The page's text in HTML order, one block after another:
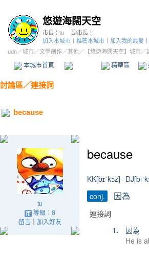
悠遊海闊天空
市長： tu
副市長：
加入本城市
推薦本城市 加入我的最愛
udn／城市／文學創作／其他 ／ 【悠遊海闊天空】城市／
本城市首頁 精華區
討論區／連接詞
because
tu
等級：8
留言｜ 加入好友
because
KK[bɪˋkɔz]
conj. 因為
連接詞
1.
因為
He is